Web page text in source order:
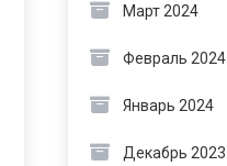
Март 2024
Февраль 2024
Январь 2024
Декабрь 2023